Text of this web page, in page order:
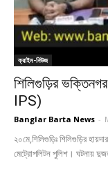
ক্রাইম-নিউজ
শিলিগুড়ির ভক্তিনগর
IPS)
Banglar Barta News -
২০মে,শিলিগুড়িঃ শিলিগুড়ির
মেট্রোপলিটন পুলিশ। ঘটনায়